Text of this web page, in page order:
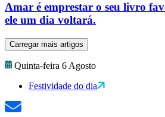
Amar é emprestar o seu livro
ele um dia voltará.
Carregar mais artigos
Quinta-feira 6 Agosto
Festividade do dia